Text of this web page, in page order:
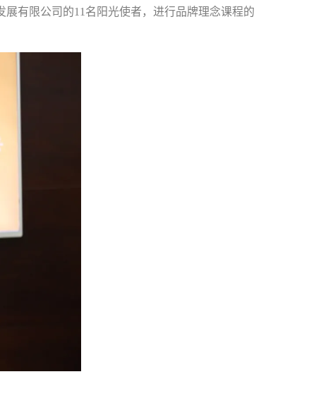
有限公司的11名阳光使者，进行品牌理念课程的